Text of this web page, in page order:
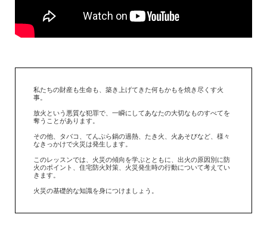
私たちの財産も生命も、築き上げてきた何もかもを焼き尽くす火
事。
放火という悪質な犯罪で、一瞬にしてあなたの大切なものすべてを
奪うことがあります。
その他、タバコ、てんぷら鍋の過熱、たき火、火あそびなど、様々
なきっかけで火災は発生します。
このレッスンでは、火災の傾向を学ぶとともに、出火の原因別に防
火のポイント、住宅防火対策、火災発生時の行動について考えてい
きます。
火災の基礎的な知識を身につけましょう。